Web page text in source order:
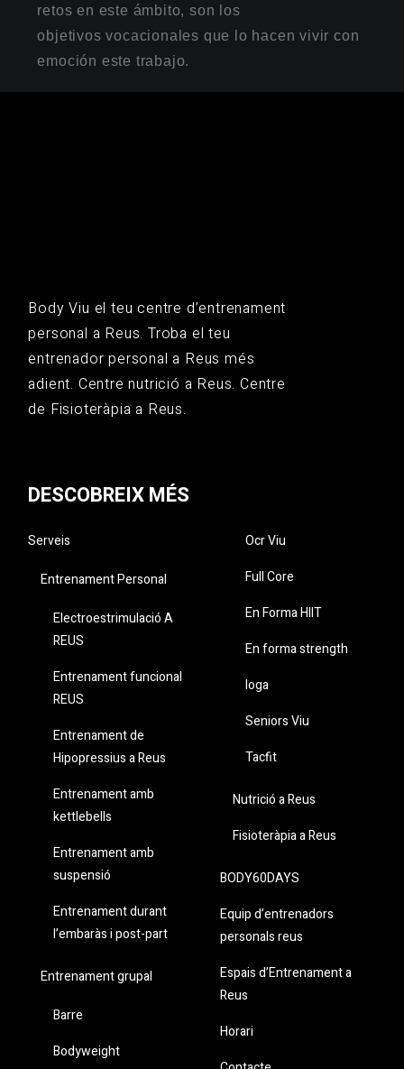
retos en este ámbito, son los
objetivos vocacionales que lo hacen vivir con
emoción este trabajo.
Body Viu el teu centre d’entrenament
personal a Reus. Troba el teu
entrenador personal a Reus més
adient. Centre nutrició a Reus. Centre
de Fisioteràpia a Reus.
DESCOBREIX MÉS
Serveis
Entrenament Personal
Electroestrimulació A
REUS
Entrenament funcional
REUS
Entrenament de
Hipopressius a Reus
Entrenament amb
kettlebells
Entrenament amb
suspensió
Entrenament durant
l’embaràs i post-part
Entrenament grupal
Barre
Bodyweight
Ocr Viu
Full Core
En Forma HIIT
En forma strength
Ioga
Seniors Viu
Tacfit
Nutrició a Reus
Fisioteràpia a Reus
BODY60DAYS
Equip d’entrenadors
personals reus
Espais d’Entrenament a
Reus
Horari